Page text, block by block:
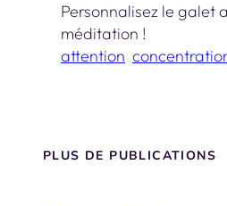
Personnalisez le galet
méditation !
attention
PLUS DE PUBLICATIONS